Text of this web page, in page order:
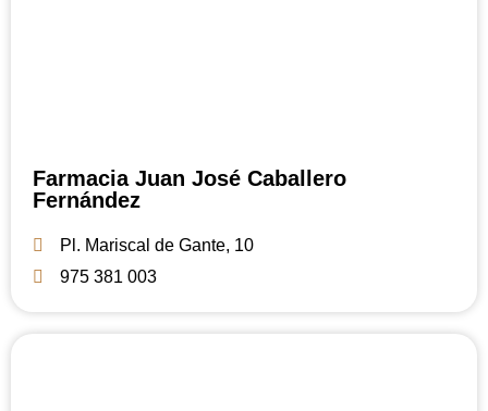
Farmacia Juan José Caballero
Fernández
Pl. Mariscal de Gante, 10
975 381 003